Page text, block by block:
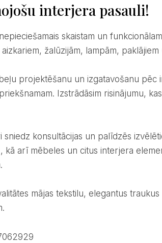
interjera pasauli!
žalūzijām, lampām,
Izstrādāsim risinājumu,
kā arī mēbeles un citus interjera